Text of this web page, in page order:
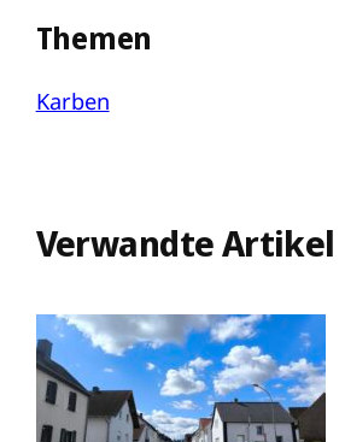
Themen
Karben
Verwandte Artikel